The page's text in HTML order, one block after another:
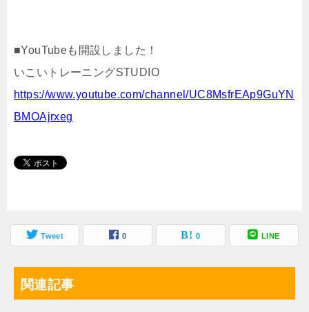
■YouTubeも開設しました！
いこいトレーニングSTUDIO
https://www.youtube.com/channel/UC8MsfrEAp9GuYN
BMOAjrxeg
Tweet 0 0 LINE
関連記事